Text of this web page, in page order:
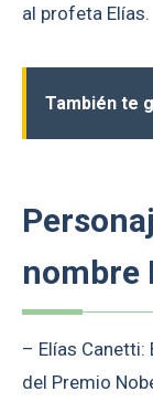
al profeta Elías.
También te
nombre
– Elías
del Premio